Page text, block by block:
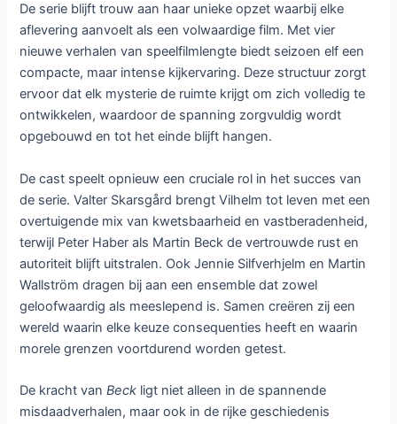
De serie blijft trouw aan haar unieke opzet waarbij elke
aflevering aanvoelt als een volwaardige film. Met vier
nieuwe verhalen van speelfilmlengte biedt seizoen elf een
compacte, maar intense kijkervaring. Deze structuur zorgt
ervoor dat elk mysterie de ruimte krijgt om zich volledig te
ontwikkelen, waardoor de spanning zorgvuldig wordt
opgebouwd en tot het einde blijft hangen.
De cast speelt opnieuw een cruciale rol in het succes van
de serie. Valter Skarsgård brengt Vilhelm tot leven met een
overtuigende mix van kwetsbaarheid en vastberadenheid,
terwijl Peter Haber als Martin Beck de vertrouwde rust en
autoriteit blijft uitstralen. Ook Jennie Silfverhjelm en Martin
Wallström dragen bij aan een ensemble dat zowel
geloofwaardig als meeslepend is. Samen creëren zij een
wereld waarin elke keuze consequenties heeft en waarin
morele grenzen voortdurend worden getest.
De kracht vanBeck ligt niet alleen in de spannende
misdaadverhalen, maar ook in de rijke geschiedenis